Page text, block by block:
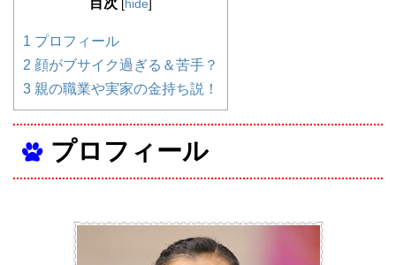
[hide]
1 プロフィール
2 顔がブサイク過ぎる＆苦手？
3 親の職業や実家の金持ち説！
プロフィール